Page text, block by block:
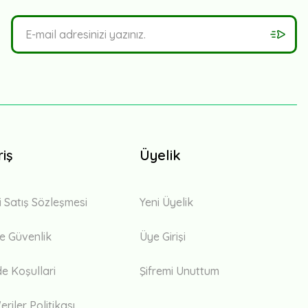
Sözleşmesi
Güvenlik
Koşullari
Üyelik
Yeni Üyelik
Üye Girişi
Şifremi Unuttum